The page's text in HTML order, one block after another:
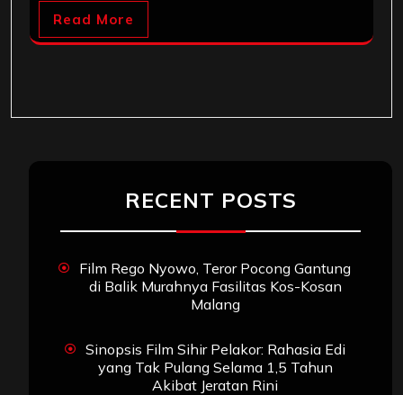
Read More
RECENT POSTS
Film Rego Nyowo, Teror Pocong Gantung
di Balik Murahnya Fasilitas Kos-Kosan
Malang
Sinopsis Film Sihir Pelakor: Rahasia Edi
yang Tak Pulang Selama 1,5 Tahun
Akibat Jeratan Rini